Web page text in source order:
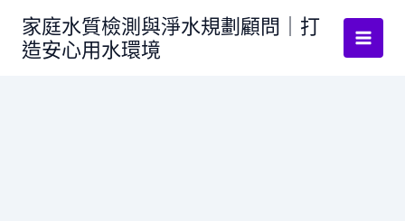
家庭水質檢測與淨水規劃顧問｜打
造安心用水環境